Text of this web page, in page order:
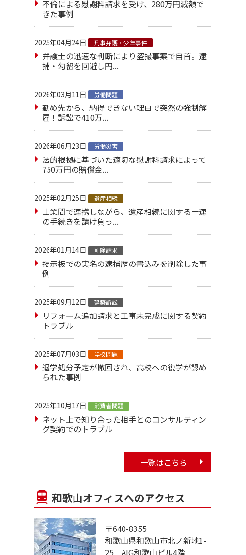
不倫による慰謝料請求を受け、280万円減額で
きた事例
2025年04月24日 刑事弁護・少年事件
弁護士の迅速な判断により盗撮事案で自首。逮
捕・勾留を回避し円...
2026年03月11日 労働問題
勤め先から、納得できない理由で突然の強制解
雇！訴訟で410万...
2026年06月23日 労働災害
法的根拠に基づいた適切な慰謝料請求によって
750万円の賠償金...
2025年02月25日 遺産相続
士業間で連携しながら、遺産相続に関する一連
の手続きを請け負っ...
2026年01月14日 削除請求
掲示板での実名の逮捕歴の書込みを削除した事
例
2025年09月12日 建築訴訟
リフォーム追加請求と工事未完成に関する契約
トラブル
2025年07月03日 学校問題
退学処分予定が撤回され、高校への復学が認め
られた事例
2025年10月17日 消費者問題
ネット上で知り合った相手とのコンサルティン
グ契約でのトラブル
一覧はこちら
和歌山オフィスへのアクセス
〒640-8355
和歌山県和歌山市北ノ新地1-
25 AIG和歌山ビル4階